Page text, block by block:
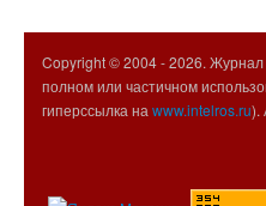
Copyright © 2004 -2026.
полном или частичном
гиперссылка на www.intelros.ru).